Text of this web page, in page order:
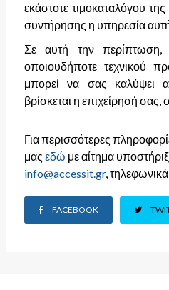
εκάστοτε τιμοκαταλόγου
συντήρησης η υπηρεσία
Σε αυτή την περίπτωση,
οποιουδήποτε τεχνικού
μπορεί να σας καλύψει
βρίσκεται η επιχείρησή
Για περισσότερες
μας εδώ με αίτημα
info@accessit.gr,
FACEBOOK